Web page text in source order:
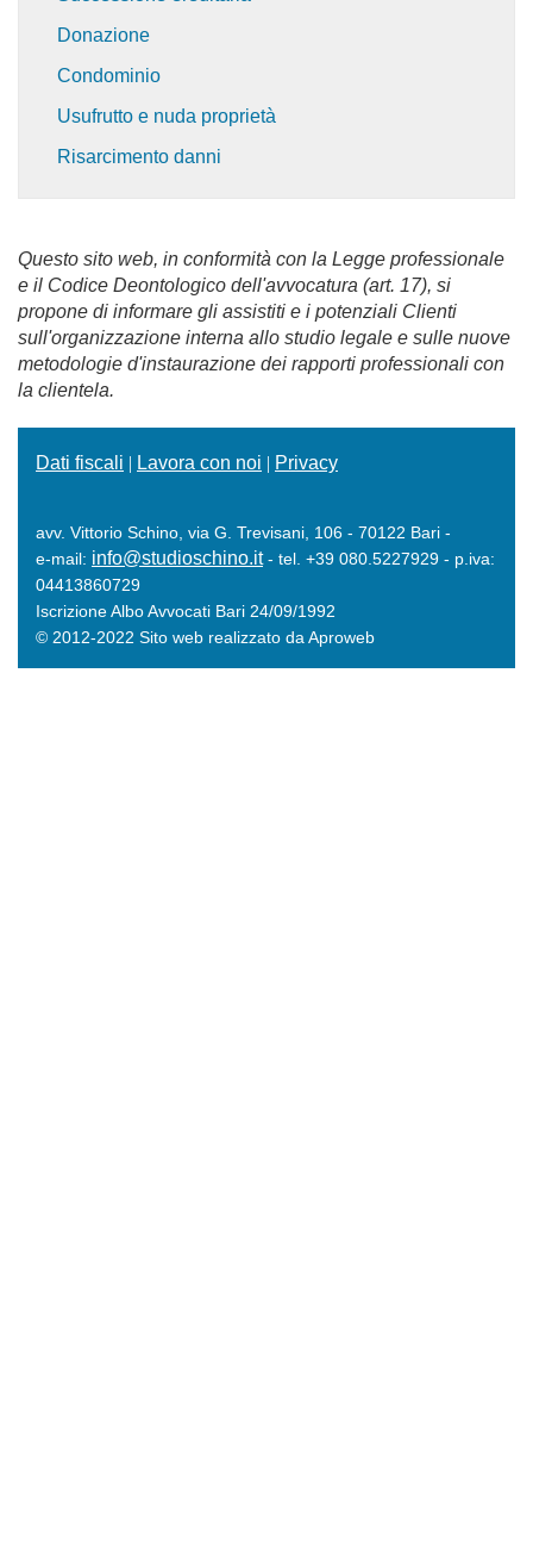
Donazione
Condominio
Usufrutto e nuda proprietà
Risarcimento danni
Questo sito web, in conformità con la Legge professionale
e il Codice Deontologico dell'avvocatura (art. 17), si
propone di informare gli assistiti e i potenziali Clienti
sull'organizzazione interna allo studio legale e sulle nuove
metodologie d'instaurazione dei rapporti professionali con
la clientela.
Dati fiscali | Lavora con noi | Privacy
avv. Vittorio Schino, via G. Trevisani, 106 - 70122 Bari -
e-mail: info@studioschino.it- tel. +39 080.5227929 - p.iva:
04413860729
Iscrizione Albo Avvocati Bari 24/09/1992
© 2012-2022 Sito web realizzato da Aproweb